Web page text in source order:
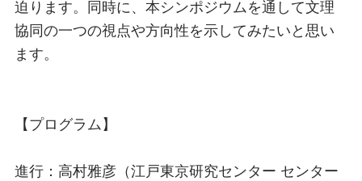
迫ります。同時に、本シンポジウムを通して文理
協同の一つの視点や方向性を示してみたいと思い
ます。
【プログラム】
進行：高村雅彦（江戸東京研究センター センター